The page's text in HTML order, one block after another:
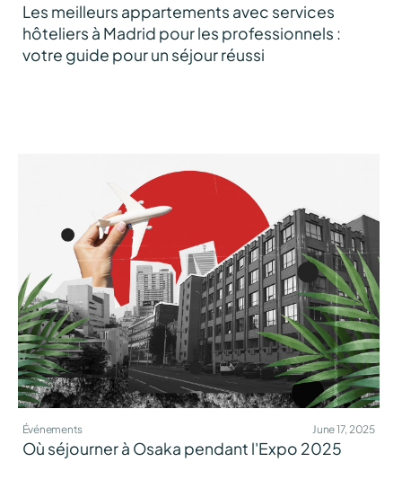
Les meilleurs appartements avec services
hôteliers à Madrid pour les professionnels :
votre guide pour un séjour réussi
Événements June 17, 2025
Où séjourner à Osaka pendant l'Expo 2025